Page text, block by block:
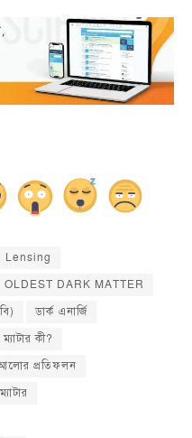
Lensing
OLDEST DARK MATTER
ডার্ক এনার্জি
ম্যাটার কী?
আলোর প্রতিফলন